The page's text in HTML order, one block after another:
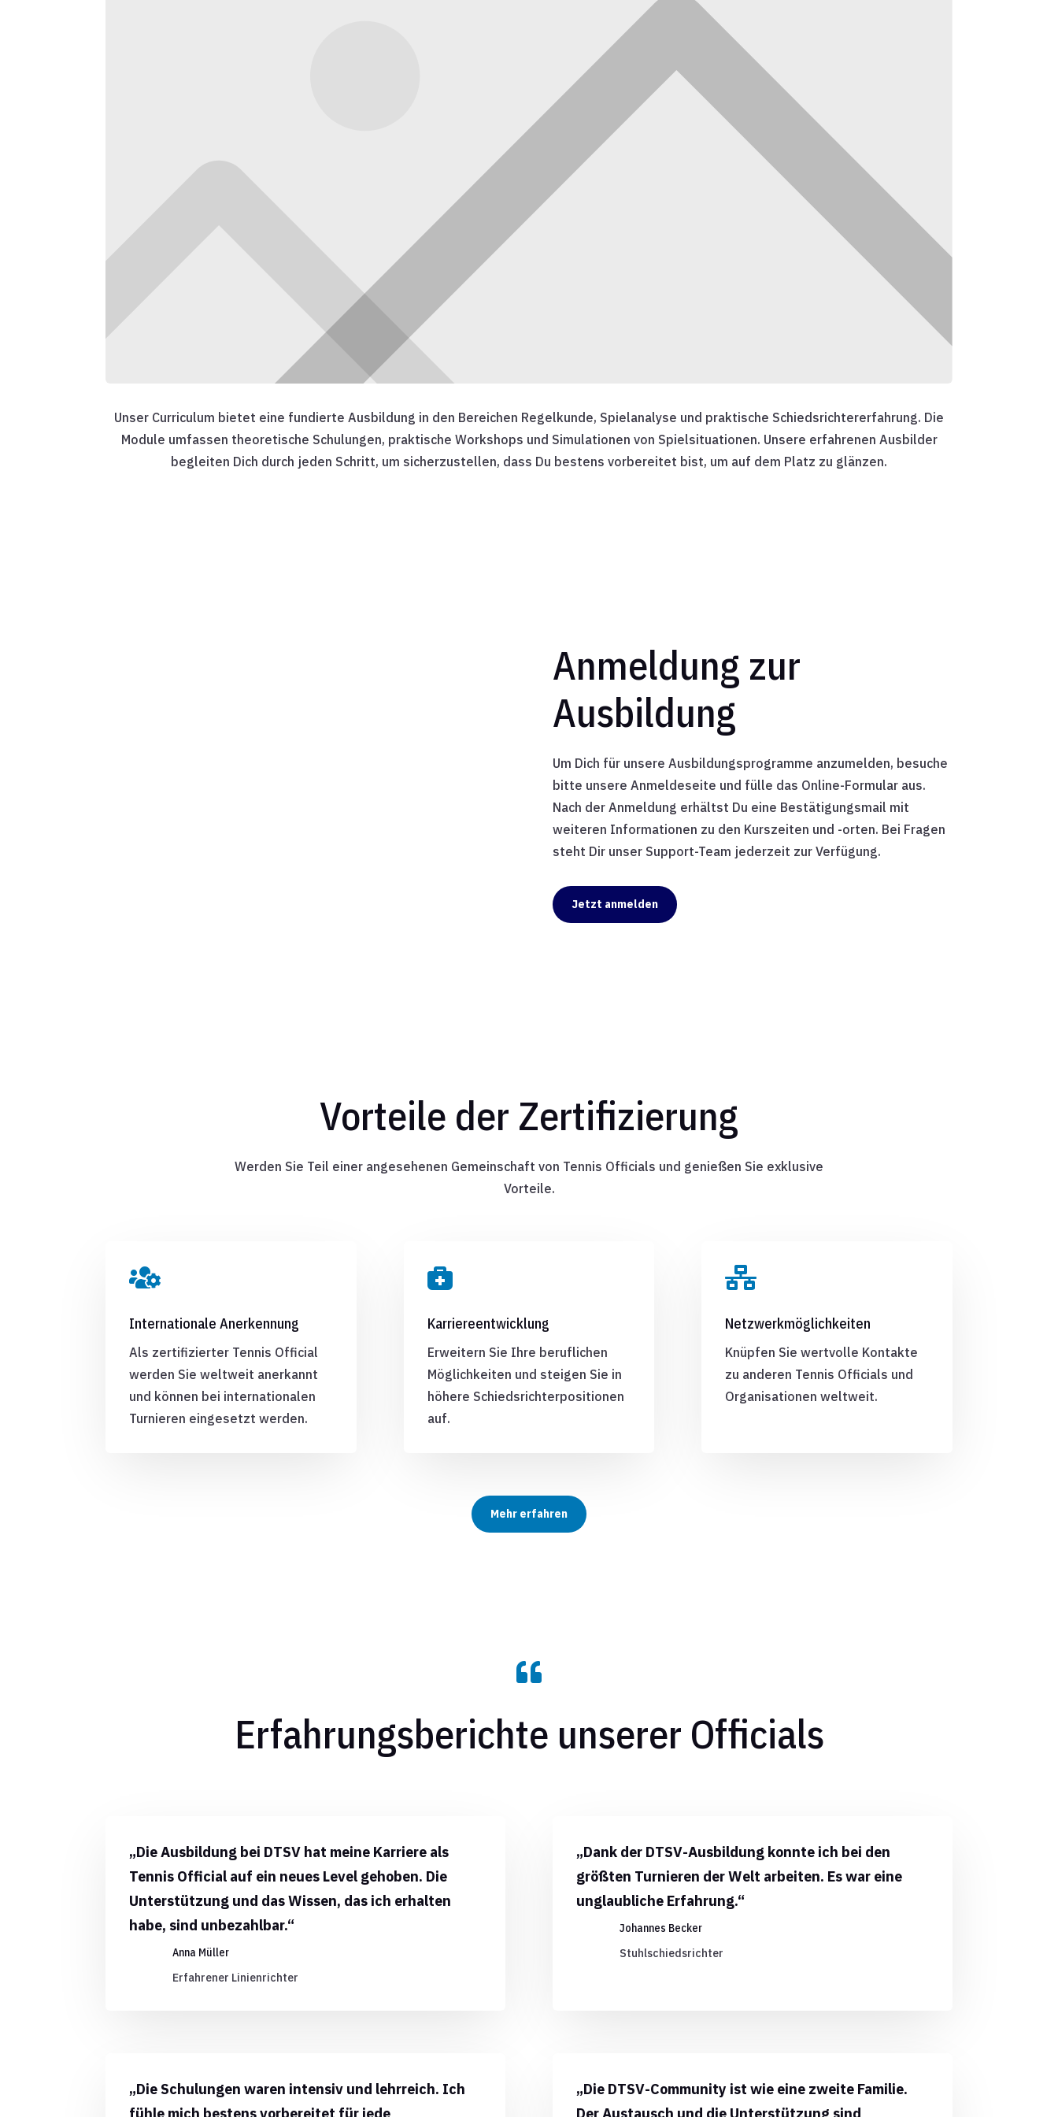
Unser Curriculum bietet eine fundierte Ausbildung in den Bereichen Regelkunde, Spielanalyse und praktische Schiedsrichtererfahrung. Die
Module umfassen theoretische Schulungen, praktische Workshops und Simulationen von Spielsituationen. Unsere erfahrenen Ausbilder
begleiten Dich durch jeden Schritt, um sicherzustellen, dass Du bestens vorbereitet bist, um auf dem Platz zu glänzen.
Anmeldung zur
Ausbildung
Um Dich für unsere Ausbildungsprogramme anzumelden, besuche
bitte unsere Anmeldeseite und fülle das Online-Formular aus.
Nach der Anmeldung erhältst Du eine Bestätigungsmail mit
weiteren Informationen zu den Kurszeiten und -orten. Bei Fragen
steht Dir unser Support-Team jederzeit zur Verfügung.
Jetzt anmelden
Vorteile der Zertifizierung
Werden Sie Teil einer angesehenen Gemeinschaft von Tennis Officials und genießen Sie exklusive
Vorteile.

Internationale Anerkennung
Als zertifizierter Tennis Official
werden Sie weltweit anerkannt
und können bei internationalen
Turnieren eingesetzt werden.

Karriereentwicklung
Erweitern Sie Ihre beruflichen
Möglichkeiten und steigen Sie in
höhere Schiedsrichterpositionen
auf.

Netzwerkmöglichkeiten
Knüpfen Sie wertvolle Kontakte
zu anderen Tennis Officials und
Organisationen weltweit.
Mehr erfahren

Erfahrungsberichte unserer Officials
„Die Ausbildung bei DTSV hat meine Karriere als
Tennis Official auf ein neues Level gehoben. Die
Unterstützung und das Wissen, das ich erhalten
habe, sind unbezahlbar.“
Anna Müller
Erfahrener Linienrichter
„Dank der DTSV-Ausbildung konnte ich bei den
größten Turnieren der Welt arbeiten. Es war eine
unglaubliche Erfahrung.“
Johannes Becker
Stuhlschiedsrichter
„Die Schulungen waren intensiv und lehrreich. Ich
fühle mich bestens vorbereitet für jede
„Die DTSV-Community ist wie eine zweite Familie.
Der Austausch und die Unterstützung sind